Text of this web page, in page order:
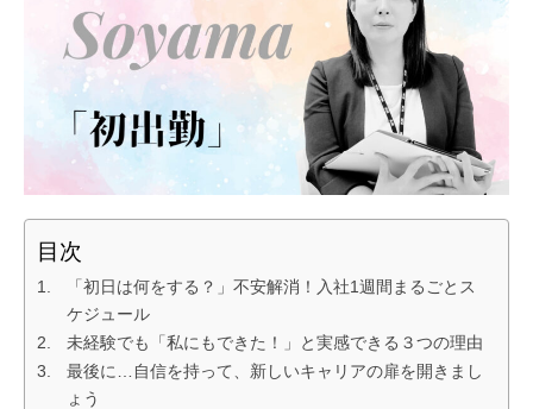
目次
「初日は何をする？」不安解消！入社1週間まるごとス
ケジュール
未経験でも「私にもできた！」と実感できる３つの理由
最後に…自信を持って、新しいキャリアの扉を開きまし
ょう